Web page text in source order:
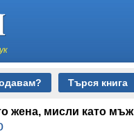
Търся книга
жена, мисли като